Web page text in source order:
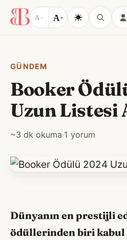
A − A+
GÜNDEM
Booker
Uzun Listesi
~3 dk okuma·1 yorum
Dünyanın en prestijli
ödüllerinden biri kabul